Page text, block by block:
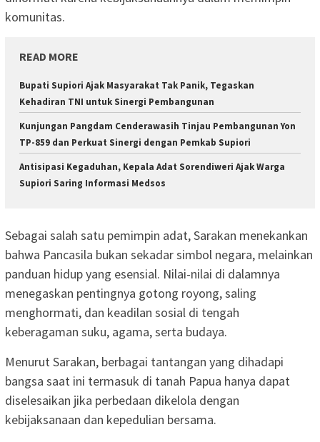
komunitas.
READ MORE
Bupati Supiori Ajak Masyarakat Tak Panik, Tegaskan
Kehadiran TNI untuk Sinergi Pembangunan
Kunjungan Pangdam Cenderawasih Tinjau Pembangunan Yon
TP-859 dan Perkuat Sinergi dengan Pemkab Supiori
Antisipasi Kegaduhan, Kepala Adat Sorendiweri Ajak Warga
Supiori Saring Informasi Medsos
Sebagai salah satu pemimpin adat, Sarakan menekankan
bahwa Pancasila bukan sekadar simbol negara, melainkan
panduan hidup yang esensial. Nilai-nilai di dalamnya
menegaskan pentingnya gotong royong, saling
menghormati, dan keadilan sosial di tengah
keberagaman suku, agama, serta budaya.
Menurut Sarakan, berbagai tantangan yang dihadapi
bangsa saat ini termasuk di tanah Papua hanya dapat
diselesaikan jika perbedaan dikelola dengan
kebijaksanaan dan kepedulian bersama.